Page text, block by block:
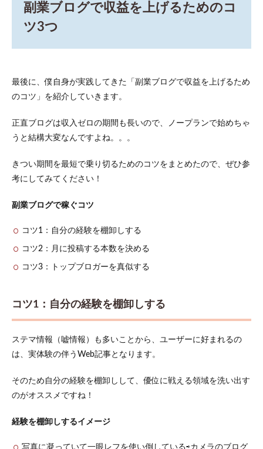
副業ブログで収益を上げるためのコ
ツ3つ
最後に、僕自身が実践してきた「副業ブログで収益を上げるため
のコツ」を紹介していきます。
正直ブログは収入ゼロの期間も長いので、ノープランで始めちゃ
うと結構大変なんですよね。。。
きつい期間を最短で乗り切るためのコツをまとめたので、ぜひ参
考にしてみてください！
副業ブログで稼ぐコツ
コツ1：自分の経験を棚卸しする
コツ2：月に投稿する本数を決める
コツ3：トップブロガーを真似する
コツ1：自分の経験を棚卸しする
ステマ情報（嘘情報）も多いことから、ユーザーに好まれるの
は、実体験の伴うWeb記事となります。
そのため自分の経験を棚卸しして、優位に戦える領域を洗い出す
のがオススメですね！
経験を棚卸しするイメージ
写真に凝っていて一眼レフを使い倒している⇨カメラのブログ